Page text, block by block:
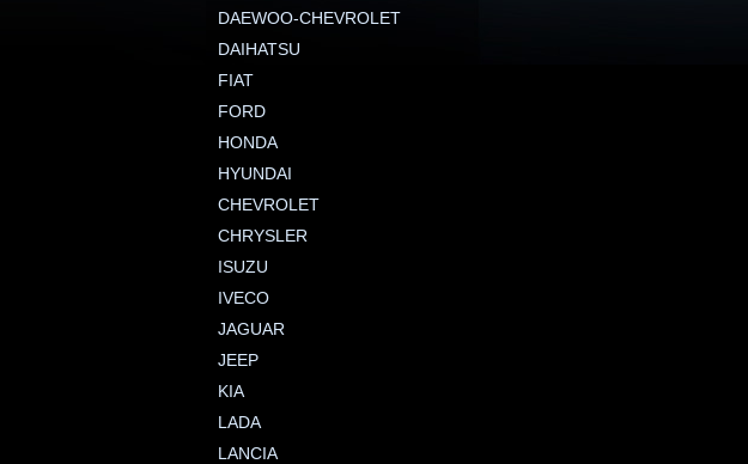
DAEWOO-CHEVROLET
DAIHATSU
FIAT
FORD
HONDA
HYUNDAI
CHEVROLET
CHRYSLER
ISUZU
IVECO
JAGUAR
JEEP
KIA
LADA
LANCIA